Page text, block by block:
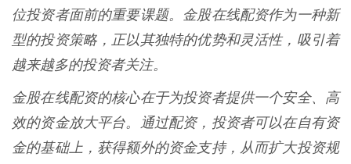
位投资者面前的重要课题。金股在线配资作为一种新
型的投资策略，正以其独特的优势和灵活性，吸引着
越来越多的投资者关注。
金股在线配资的核心在于为投资者提供一个安全、高
效的资金放大平台。通过配资，投资者可以在自有资
金的基础上，获得额外的资金支持，从而扩大投资规